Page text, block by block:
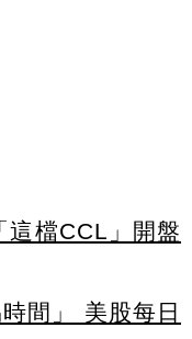
這檔CCL」開盤
間」 美股每日